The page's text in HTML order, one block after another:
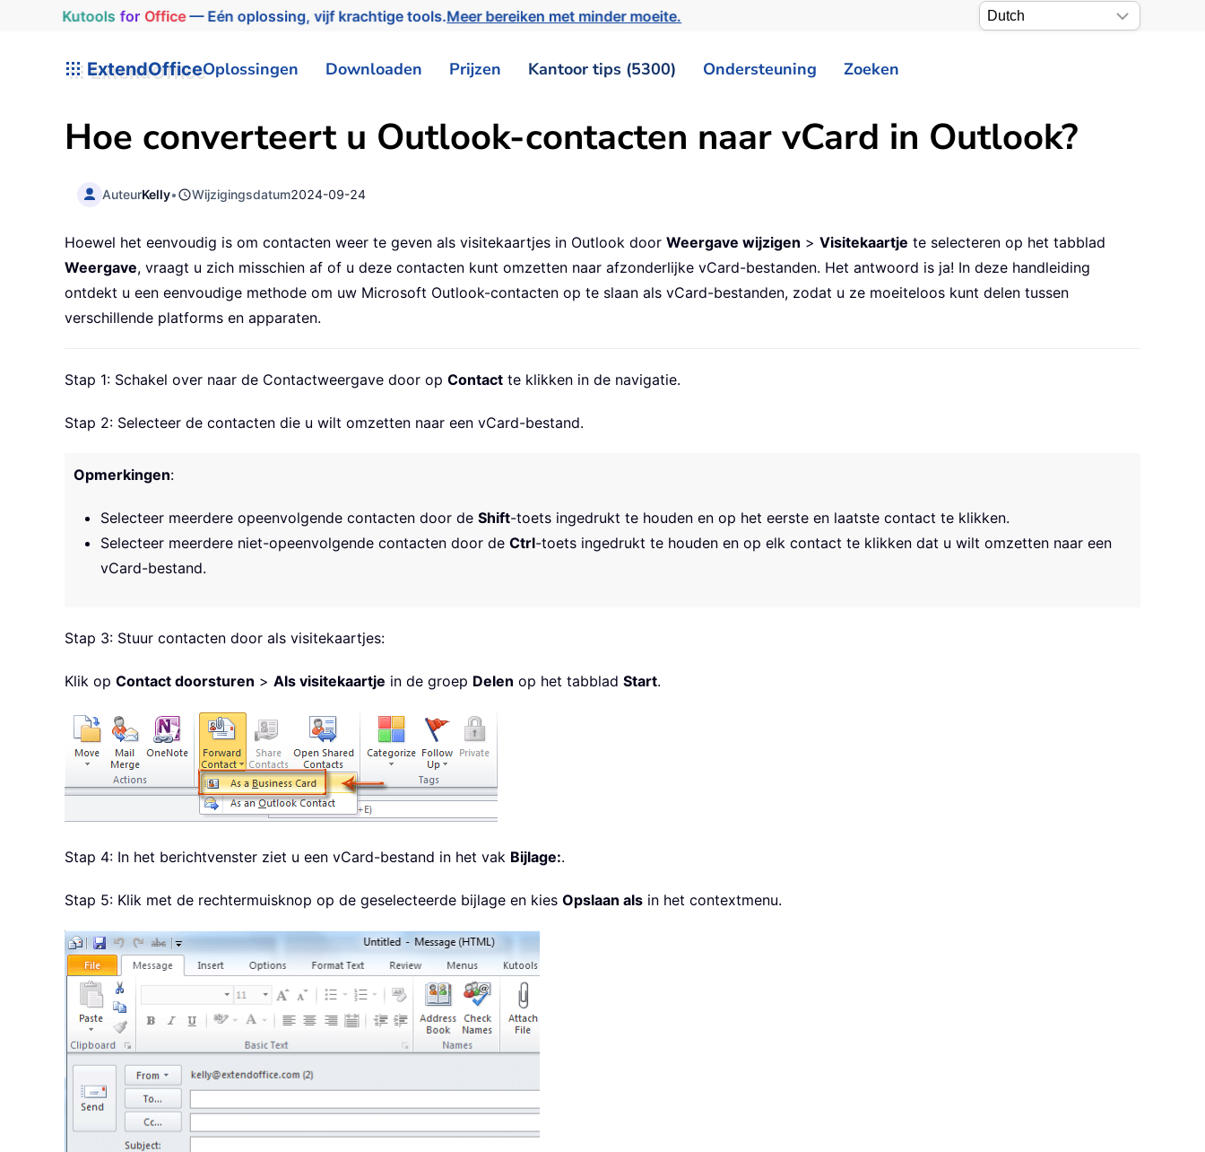
Kutools for Office— Eén oplossing, vijf krachtige tools.Meer bereiken met minder moeite.
ExtendOfficeOplossingen Downloaden Prijzen Kantoor tips (5300) Ondersteuning Zoeken
Hoe converteert u Outlook-contacten naar vCard in Outlook?
AuteurKelly• Wijzigingsdatum2024-09-24
Hoewel het eenvoudig is om contacten weer te geven als visitekaartjes in Outlook door Weergave wijzigen > Visitekaartje te selecteren op het tabblad
Weergave, vraagt u zich misschien af of u deze contacten kunt omzetten naar afzonderlijke vCard-bestanden. Het antwoord is ja! In deze handleiding
ontdekt u een eenvoudige methode om uw Microsoft Outlook-contacten op te slaan als vCard-bestanden, zodat u ze moeiteloos kunt delen tussen
verschillende platforms en apparaten.
Stap 1: Schakel over naar de Contactweergave door op Contact te klikken in de navigatie.
Stap 2: Selecteer de contacten die u wilt omzetten naar een vCard-bestand.
Opmerkingen:
Selecteer meerdere opeenvolgende contacten door de Shift-toets ingedrukt te houden en op het eerste en laatste contact te klikken.
Selecteer meerdere niet-opeenvolgende contacten door de Ctrl-toets ingedrukt te houden en op elk contact te klikken dat u wilt omzetten naar een
vCard-bestand.
Stap 3: Stuur contacten door als visitekaartjes:
Klik op Contact doorsturen > Als visitekaartje in de groep Delen op het tabblad Start.
Stap 4: In het berichtvenster ziet u een vCard-bestand in het vak Bijlage:.
Stap 5: Klik met de rechtermuisknop op de geselecteerde bijlage en kies Opslaan als in het contextmenu.